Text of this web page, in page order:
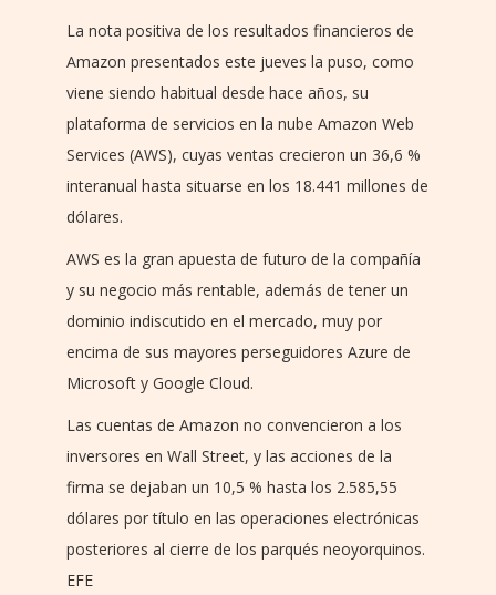
La nota positiva de los resultados financieros de
Amazon presentados este jueves la puso, como
viene siendo habitual desde hace años, su
plataforma de servicios en la nube Amazon Web
Services (AWS), cuyas ventas crecieron un 36,6 %
interanual hasta situarse en los 18.441 millones de
dólares.
AWS es la gran apuesta de futuro de la compañía
y su negocio más rentable, además de tener un
dominio indiscutido en el mercado, muy por
encima de sus mayores perseguidores Azure de
Microsoft y Google Cloud.
Las cuentas de Amazon no convencieron a los
inversores en Wall Street, y las acciones de la
firma se dejaban un 10,5 % hasta los 2.585,55
dólares por título en las operaciones electrónicas
posteriores al cierre de los parqués neoyorquinos.
EFE